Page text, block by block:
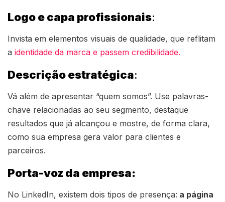
Logo e capa profissionais:
Invista em elementos visuais de qualidade, que reflitam
a identidade da marca e passem credibilidade.
Descrição estratégica:
Vá além de apresentar “quem somos”. Use palavras-
chave relacionadas ao seu segmento, destaque
resultados que já alcançou e mostre, de forma clara,
como sua empresa gera valor para clientes e
parceiros.
Porta-voz da empresa:
No LinkedIn, existem dois tipos de presença: a página